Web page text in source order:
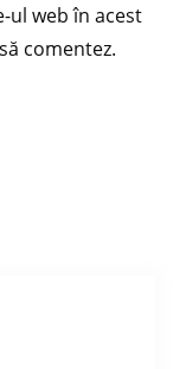
ul web în acest
comentez.